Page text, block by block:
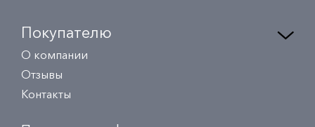
Покупателю
О компании
Отзывы
Контакты